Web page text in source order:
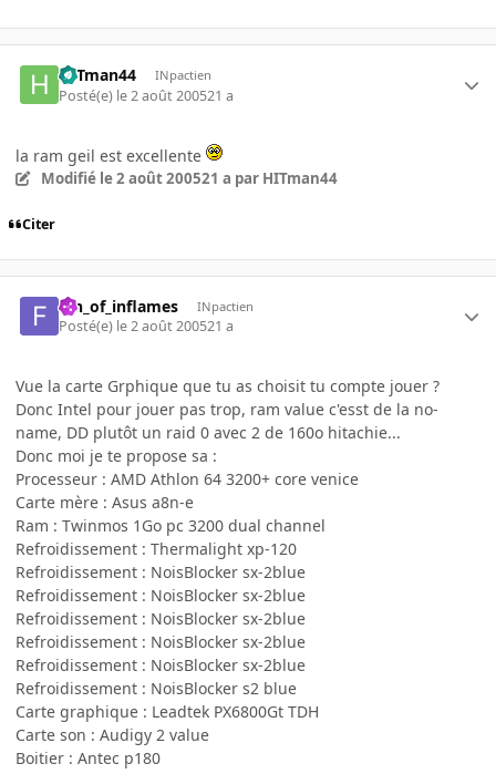
HITman44 INpactien
Posté(e) le 2 août 200521 a
la ram geil est excellente
Modifié le 2 août 200521 a par HITman44
Citer
fan_of_inflames INpactien
Posté(e) le 2 août 200521 a
Vue la carte Grphique que tu as choisit tu compte jouer ?
Donc Intel pour jouer pas trop, ram value c'esst de la no-
name, DD plutôt un raid 0 avec 2 de 160o hitachie...
Donc moi je te propose sa :
Processeur : AMD Athlon 64 3200+ core venice
Carte mère : Asus a8n-e
Ram : Twinmos 1Go pc 3200 dual channel
Refroidissement : Thermalight xp-120
Refroidissement : NoisBlocker sx-2blue
Refroidissement : NoisBlocker sx-2blue
Refroidissement : NoisBlocker sx-2blue
Refroidissement : NoisBlocker sx-2blue
Refroidissement : NoisBlocker sx-2blue
Refroidissement : NoisBlocker s2 blue
Carte graphique : Leadtek PX6800Gt TDH
Carte son : Audigy 2 value
Boitier : Antec p180